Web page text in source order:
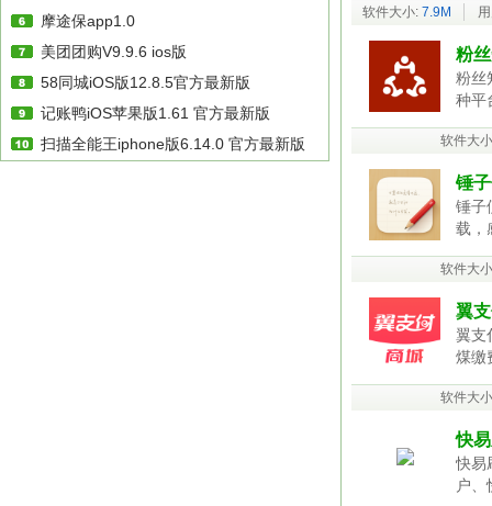
摩途保app1.0
美团团购V9.9.6 ios版
58同城iOS版12.8.5官方最新版
记账鸭iOS苹果版1.61 官方最新版
扫描全能王iphone版6.14.0 官方最新版
软件大小: 7.9M
粉
粉丝
种平
软件大
锤
锤子
载，
软件大
翼
翼支
煤缴
软件大
快
快易
户